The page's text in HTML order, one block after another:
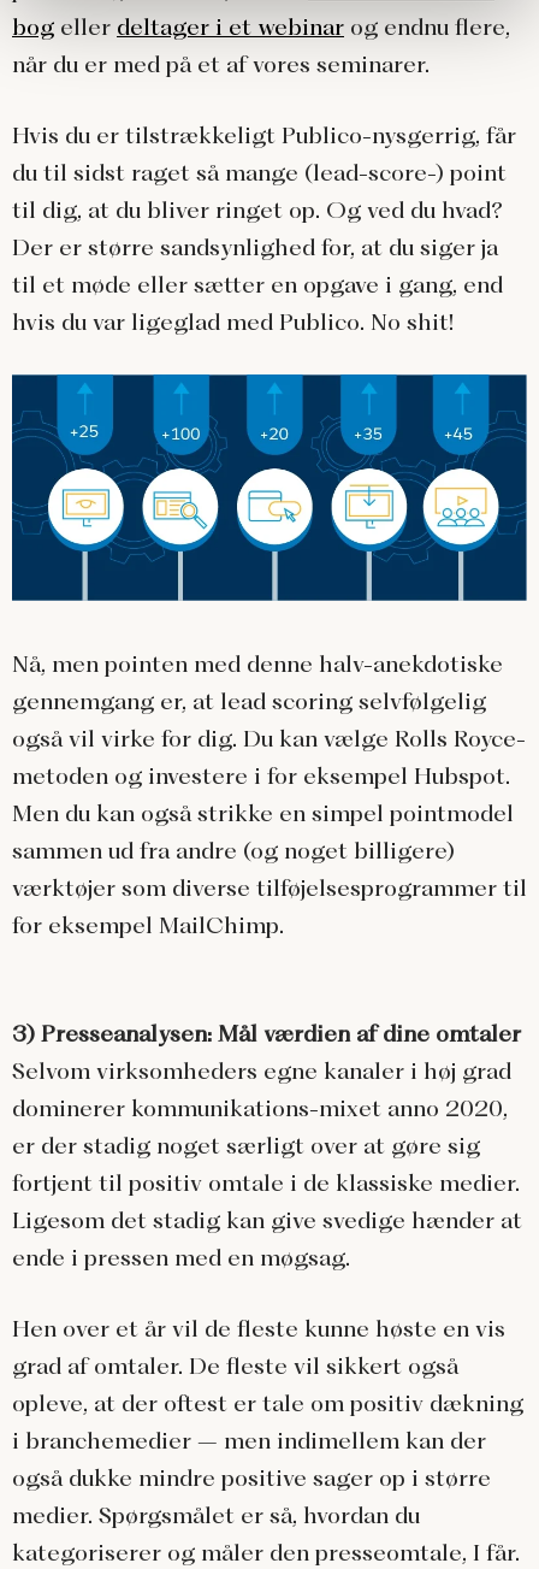
bog eller deltager i et webinar og endnu flere,
når du er med på et af vores seminarer.
Hvis du er tilstrækkeligt Publico-nysgerrig, får
du til sidst raget så mange (lead-score-) point
til dig, at du bliver ringet op. Og ved du hvad?
Der er større sandsynlighed for, at du siger ja
til et møde eller sætter en opgave i gang, end
hvis du var ligeglad med Publico. No shit!
Nå, men pointen med denne halv-anekdotiske
gennemgang er, at lead scoring selvfølgelig
også vil virke for dig. Du kan vælge Rolls Royce-
metoden og investere i for eksempel Hubspot.
Men du kan også strikke en simpel pointmodel
sammen ud fra andre (og noget billigere)
værktøjer som diverse tilføjelsesprogrammer til
for eksempel MailChimp.
3) Presseanalysen: Mål værdien af dine omtaler
Selvom virksomheders egne kanaler i høj grad
dominerer kommunikations-mixet anno 2020,
er der stadig noget særligt over at gøre sig
fortjent til positiv omtale i de klassiske medier.
Ligesom det stadig kan give svedige hænder at
ende i pressen med en møgsag.
Hen over et år vil de fleste kunne høste en vis
grad af omtaler. De fleste vil sikkert også
opleve, at der oftest er tale om positiv dækning
i branchemedier – men indimellem kan der
også dukke mindre positive sager op i større
medier. Spørgsmålet er så, hvordan du
kategoriserer og måler den presseomtale, I får.